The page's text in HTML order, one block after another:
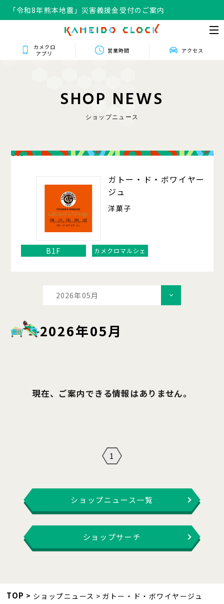
「令和8年熊本地震」災害義援金受付のご案内
カメクロ
アプリ
営業時間 アクセス
SHOP NEWS
ショップニュース
016
ガトー・ド・ボワイヤー
ジュ
洋菓子
B1F カメクロマルシェ
2026年05月
2026年05月
現在、ご案内できる情報はありません。
1
ショップニュース一覧
ショップサーチ
TOP ショップニュース ガトー・ド・ボワイヤージュ